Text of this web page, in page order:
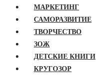
МАРКЕТИНГ
САМОРАЗВИТИЕ
ТВОРЧЕСТВО
ЗОЖ
ДЕТСКИЕ КНИГИ
КРУГОЗОР